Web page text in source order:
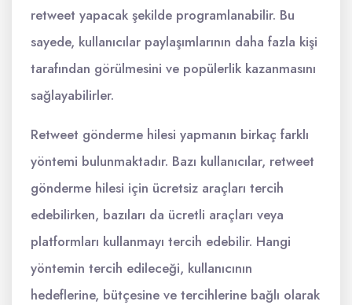
retweet yapacak şekilde programlanabilir. Bu
sayede, kullanıcılar paylaşımlarının daha fazla kişi
tarafından görülmesini ve popülerlik kazanmasını
sağlayabilirler.
Retweet gönderme hilesi yapmanın birkaç farklı
yöntemi bulunmaktadır. Bazı kullanıcılar, retweet
gönderme hilesi için ücretsiz araçları tercih
edebilirken, bazıları da ücretli araçları veya
platformları kullanmayı tercih edebilir. Hangi
yöntemin tercih edileceği, kullanıcının
hedeflerine, bütçesine ve tercihlerine bağlı olarak